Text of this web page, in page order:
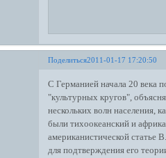
Поделиться2011-01-17 17:20:50
С Германией начала 20 века
"культурных кругов",
нескольких волн населения,
были тихоокеанский и
американистической статье
для подтверждения его